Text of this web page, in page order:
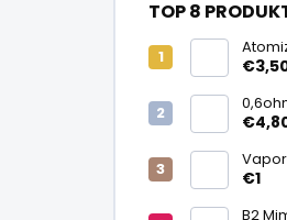
TOP 8
Kamry
€1
B2